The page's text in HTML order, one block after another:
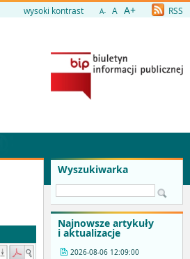
wysoki kontrast A- A A+ RSS
Wyszukiwarka
Najnowsze artykuły
i aktualizacje
2026-08-06 12:09:00